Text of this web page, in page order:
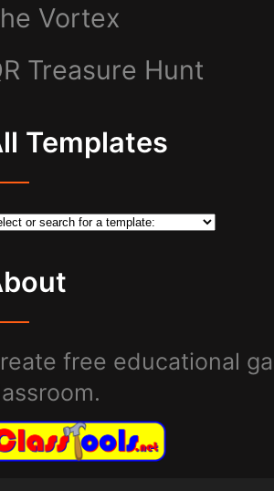
Vortex
Treasure Hunt
Templates
free educational